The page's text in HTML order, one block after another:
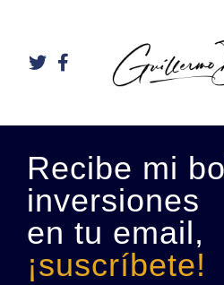
Recibe mi
inversiones
en tu email,
¡suscríbete!